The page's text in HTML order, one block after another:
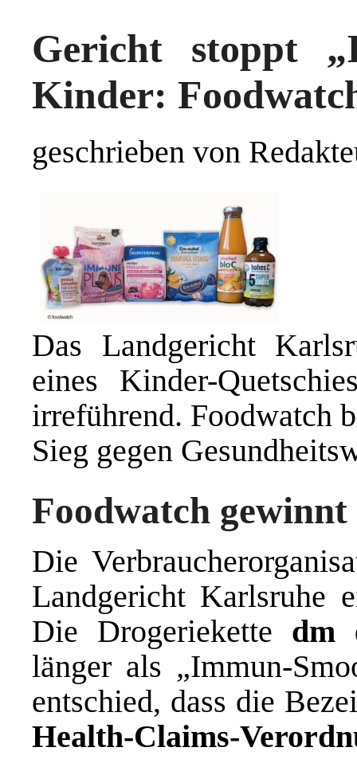
Gericht stoppt
Kinder:
geschrieben von
Das Landgericht
eines Kinder-
irreführend. Foodwatch
Sieg gegen
Foodwatch gewinnt
Die
Landgericht Karlsruhe
Die Drogeriekette dm
länger als „Immun-
entschied, dass die
Health-Claims-